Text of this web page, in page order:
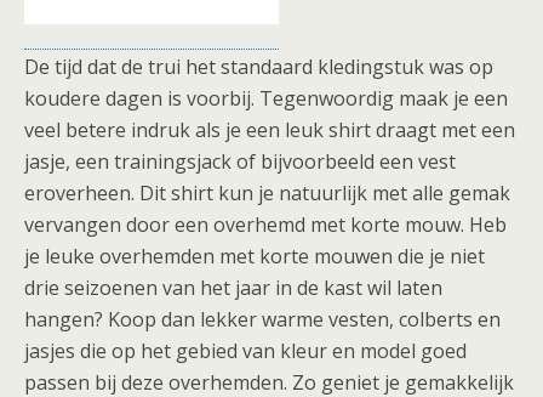
De tijd dat de trui het standaard kledingstuk was op
koudere dagen is voorbij. Tegenwoordig maak je een
veel betere indruk als je een leuk shirt draagt met een
jasje, een trainingsjack of bijvoorbeeld een vest
eroverheen. Dit shirt kun je natuurlijk met alle gemak
vervangen door een overhemd met korte mouw. Heb
je leuke overhemden met korte mouwen die je niet
drie seizoenen van het jaar in de kast wil laten
hangen? Koop dan lekker warme vesten, colberts en
jasjes die op het gebied van kleur en model goed
passen bij deze overhemden. Zo geniet je gemakkelijk